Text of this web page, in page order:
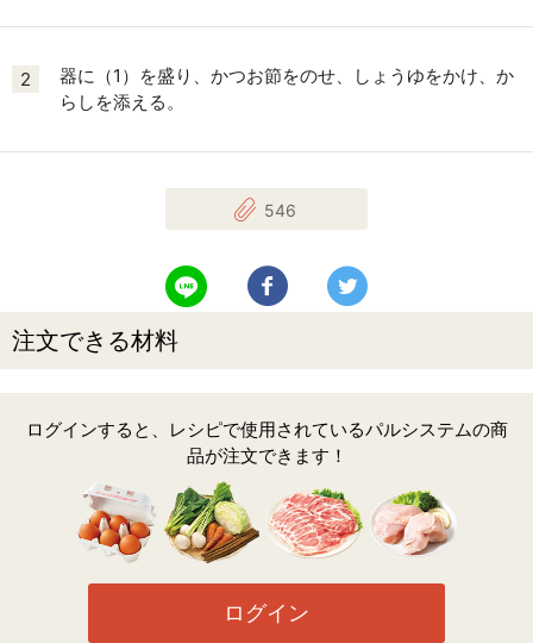
2
器に（1）を盛り、かつお節をのせ、しょうゆをかけ、か
らしを添える。
546
LINEで送る Facebookでシェアする
注文できる材料
ログインすると、レシピで使用されているパルシステムの商
品が注文できます！
ログイン